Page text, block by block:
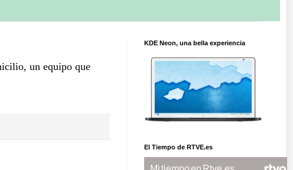
un equipo que
KDE Neon, una bella experiencia
El Tiempo de RTVE.es